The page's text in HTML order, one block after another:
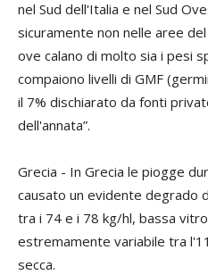
nel Sud dell'Italia e nel Sud
sicuramente non nelle aree
ove calano di molto sia i pesi
compaiono livelli di GMF
il 7% dischiarato da fonti
dell'annata”.
Grecia - In Grecia le piogge
causato un evidente degrado
tra i 74 e i 78 kg/hl, bassa
estremamente variabile tra
secca.